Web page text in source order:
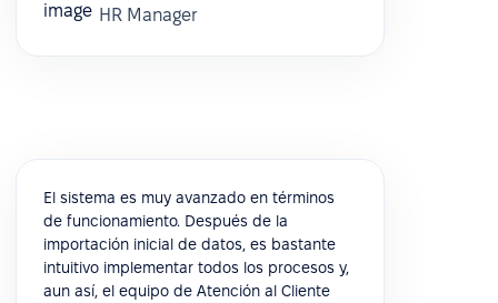
HR Manager
El sistema es muy avanzado en términos
de funcionamiento. Después de la
importación inicial de datos, es bastante
intuitivo implementar todos los procesos y,
aun así, el equipo de Atención al Cliente